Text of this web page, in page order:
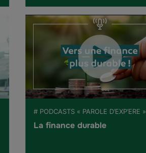
# PODCASTS « PAROLE D’EXP’ERE »
La finance durable